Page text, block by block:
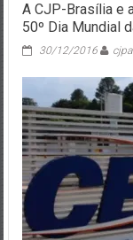
A CJP-Brasília e
50º Dia Mundial
30/12/2016